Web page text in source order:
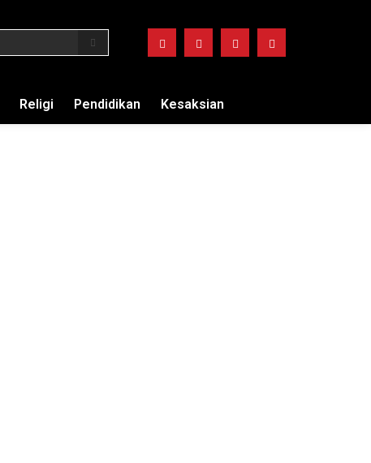
Religi Pendidikan Kesaksian